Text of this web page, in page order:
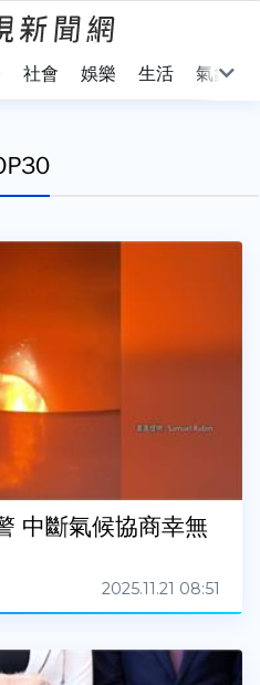
社會 娛樂 生活 氣象
中斷氣候協商幸無
2025.11.21 08:51